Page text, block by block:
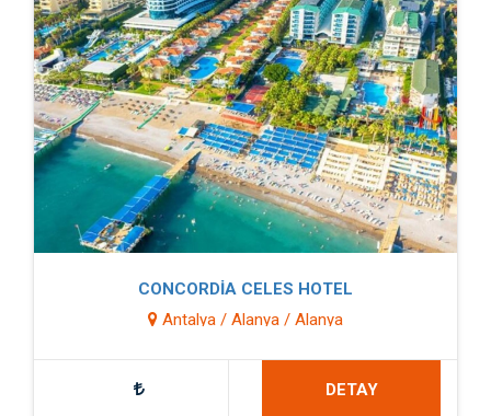
CONCORDİA CELES HOTEL
Antalya / Alanya / Alanya
DETAY